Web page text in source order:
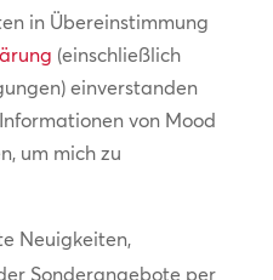
in Übereinstimmung
(einschließlich
einverstanden
von Mood
um mich zu
Neuigkeiten,
Sonderangebote per